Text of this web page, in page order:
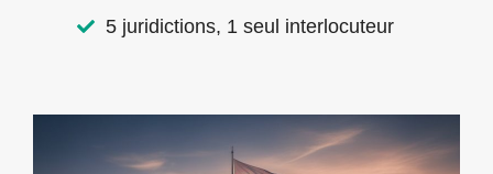
5 juridictions, 1 seul interlocuteur